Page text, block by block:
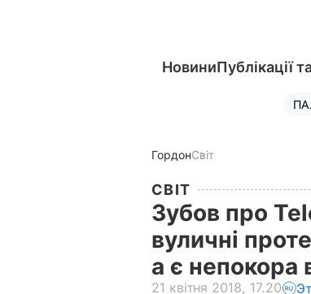
НовиниПублікації
ГордонСвіт
СВІТ
Зубов про
вуличні
а є непокора
21 квітня 2018, 17.20